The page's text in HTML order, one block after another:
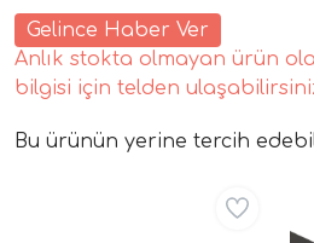
Gelince Haber Ver
Anlık stokta olmayan ürün
bilgisi için telden ulaşabilirsiniz
Bu ürünün yerine tercih